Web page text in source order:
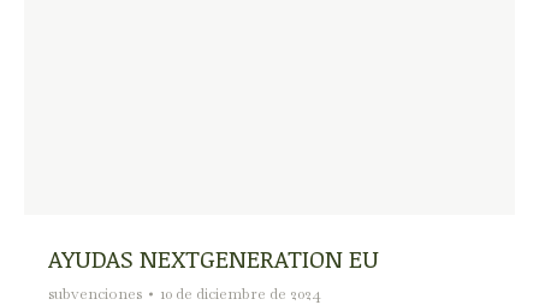
AYUDAS NEXTGENERATION EU
subvenciones 10 de diciembre de 2024